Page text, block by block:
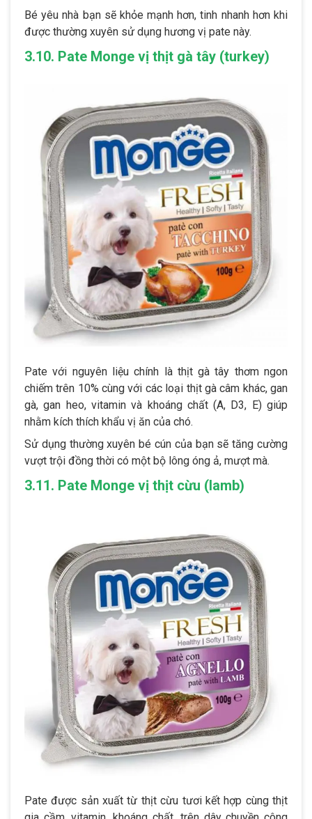
Bé yêu nhà bạn sẽ khỏe mạnh hơn, tinh nhanh hơn khi
được thường xuyên sử dụng hương vị pate này.
3.10. Pate Monge vị thịt gà tây (turkey)
Pate với nguyên liệu chính là thịt gà tây thơm ngon
chiếm trên 10% cùng với các loại thịt gà câm khác, gan
gà, gan heo, vitamin và khoáng chất (A, D3, E) giúp
nhằm kích thích khẩu vị ăn của chó.
Sử dụng thường xuyên bé cún của bạn sẽ tăng cường
vượt trội đồng thời có một bộ lông óng ả, mượt mà.
3.11. Pate Monge vị thịt cừu (lamb)
Pate được sản xuất từ thịt cừu tươi kết hợp cùng thịt